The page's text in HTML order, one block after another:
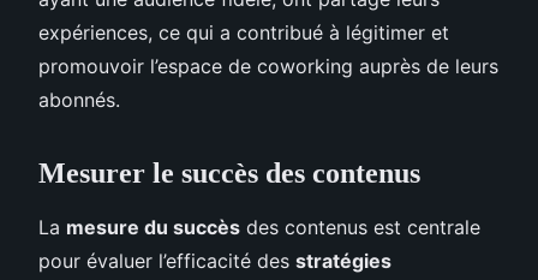
expériences, ce qui a contribué à légitimer et
promouvoir l’espace de coworking auprès de leurs
abonnés.
Mesurer le succès des contenus
La mesure du succès des contenus est centrale
pour évaluer l’efficacité des stratégies